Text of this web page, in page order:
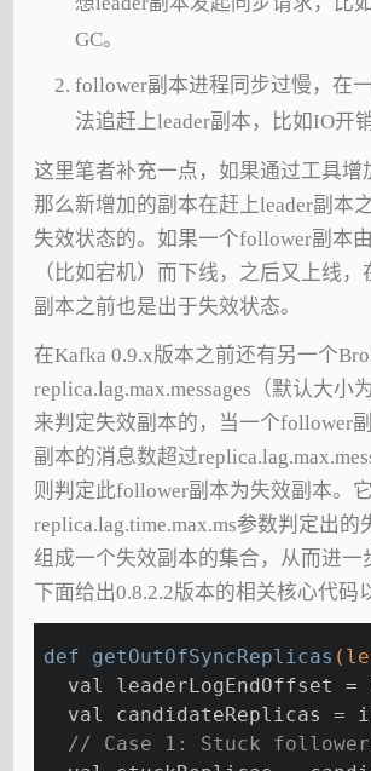
GC。
follower副本进程同步过慢，在
法追赶上leader副本，比如IO开
这里笔者补充一点，如果通过工具增
那么新增加的副本在赶上leader副本
失效状态的。如果一个follower副本
（比如宕机）而下线，之后又上线，
副本之前也是出于失效状态。
在Kafka 0.9.x版本之前还有另一个
replica.lag.max.messages（默认大小
来判定失效副本的，当一个follower
副本的消息数超过
则判定此follower副本为失效副本。
replica.lag.time.max.ms参数判定出的
组成一个失效副本的集合，从而进一
下面给出0.8.2.2版本的相关核心代码
def getOutOfSyncReplicas
val leaderLogEndOffset =
val candidateReplicas =
// Case 1: Stuck